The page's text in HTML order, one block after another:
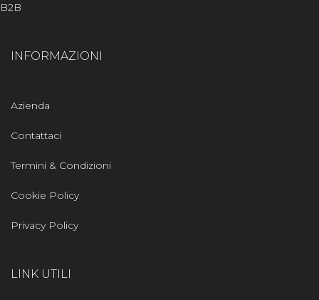
B2B
INFORMAZIONI
Azienda
Contattaci
Termini & Condizioni
Cookie Policy
Privacy Policy
LINK UTILI